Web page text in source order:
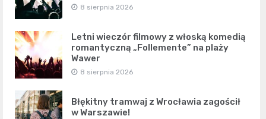
8 sierpnia 2026
Letni wieczór filmowy z włoską komedią
romantyczną „Follemente” na plaży
Wawer
8 sierpnia 2026
Błękitny tramwaj z Wrocławia zagościł
w Warszawie!